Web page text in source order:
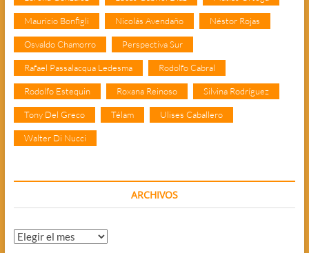
Mauricio Bonfigli Nicolás Avendaño Néstor Rojas
Osvaldo Chamorro Perspectiva Sur
Rafael Passalacqua Ledesma Rodolfo Cabral
Rodolfo Estequin Roxana Reinoso Silvina Rodríguez
Tony Del Greco Télam Ulises Caballero
Walter Di Nucci
ARCHIVOS
Archivos